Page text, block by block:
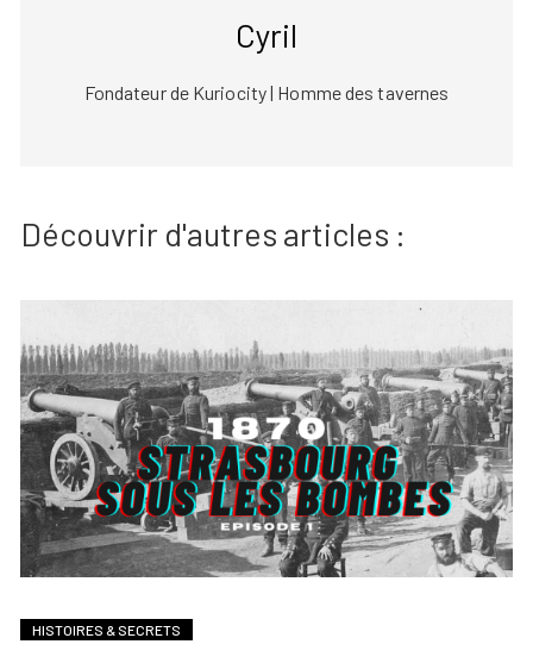
Cyril
Fondateur de Kuriocity | Homme des tavernes
Découvrir d'autres articles :
HISTOIRES & SECRETS